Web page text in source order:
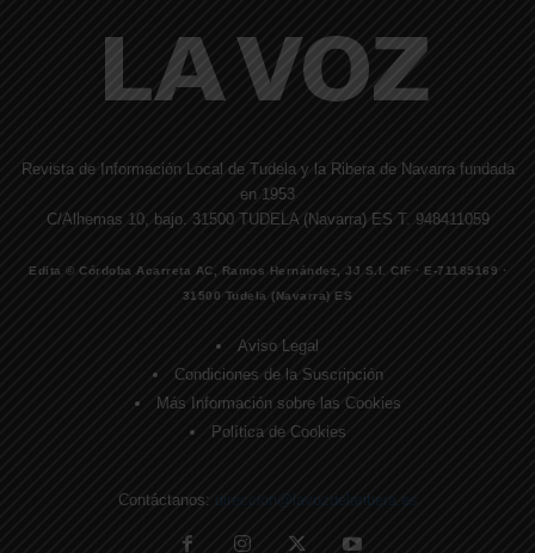
Revista de Información Local de Tudela y la Ribera de Navarra fundada
en 1953
C/Alhemas 10, bajo. 31500 TUDELA (Navarra) ES T. 948411059
Edita © Córdoba Acarreta AC, Ramos Hernández, JJ S.I. CIF · E-71185169 ·
31500 Tudela (Navarra) ES
Aviso Legal
Condiciones de la Suscripción
Más Información sobre las Cookies
Política de Cookies
Contáctanos: direccion@lavozdelaribera.es